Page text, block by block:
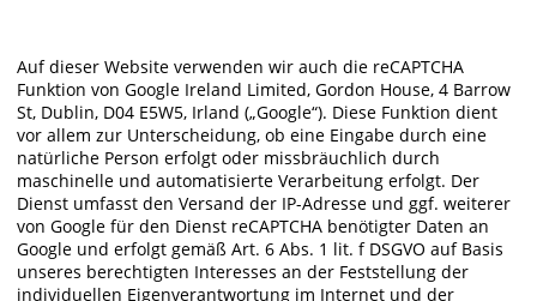
Auf dieser Website verwenden wir auch die reCAPTCHA
Funktion von Google Ireland Limited, Gordon House, 4 Barrow
St, Dublin, D04 E5W5, Irland („Google“). Diese Funktion dient
vor allem zur Unterscheidung, ob eine Eingabe durch eine
natürliche Person erfolgt oder missbräuchlich durch
maschinelle und automatisierte Verarbeitung erfolgt. Der
Dienst umfasst den Versand der IP-Adresse und ggf. weiterer
von Google für den Dienst reCAPTCHA benötigter Daten an
Google und erfolgt gemäß Art. 6 Abs. 1 lit. f DSGVO auf Basis
unseres berechtigten Interesses an der Feststellung der
individuellen Eigenverantwortung im Internet und der